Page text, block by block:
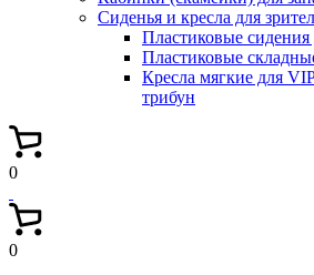
Сиденья и кресла для
Пластиковые сидения
Пластиковые
Кресла мягкие для
трибун
0
0